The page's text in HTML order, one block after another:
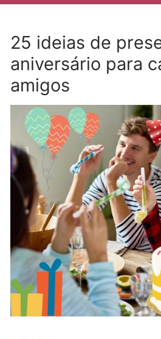
25 ideias de
aniversário para
amigos